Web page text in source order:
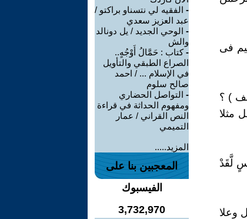
فى
: ( لَّقَدْ جِئْتَ شَيْئًا نُّكْرًا (74)الكهف ) ؟
مثلا
لَّقَدْ
وعلا
- الفقيه لي نتسناو براكتو /
عبد العزيز سعدي
- الوحي الجديد / يل دونالد
والش
-كتاب : حَمَّالُ أَوْجُهٍ..
الصراع الطبقي والتأويل
في الإسلام ... / احمد
صالح سلوم
- التواصل الحضاري
ومفهوم الحداثة في قراءة
النص القراني / عمار
التميمي
المزيد.....
المعجبين بنا على
الفيسبوك
3,732,970